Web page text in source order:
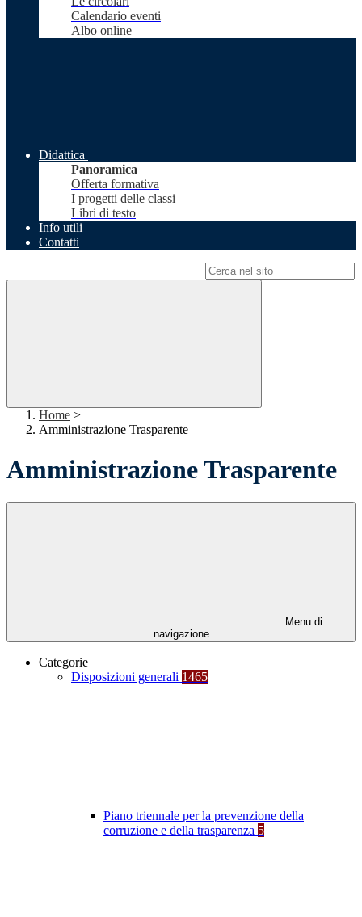
Calendario eventi
Albo online
Didattica
Panoramica
Offerta formativa
I progetti delle classi
Libri di testo
Info utili
Contatti
Home >
Amministrazione Trasparente
Amministrazione Trasparente
Menu di
navigazione
Categorie
Disposizioni generali 1465
Piano triennale per la prevenzione della
corruzione e della trasparenza 5